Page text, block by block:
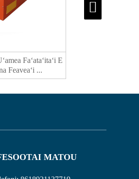
Faʻataʻitaʻi E
Feaveaʻi ...
MATOU